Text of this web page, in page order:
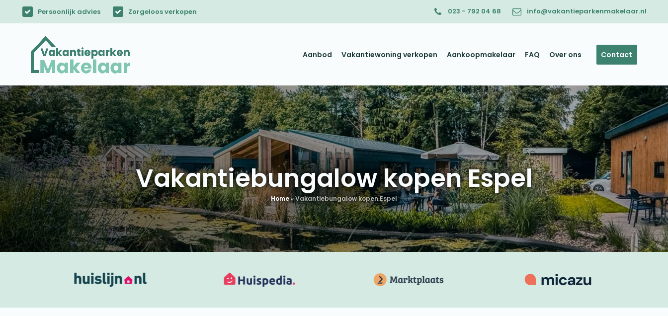
Persoonlijk advies Zorgeloos verkopen 023 - 792 04 68 info@vakantieparkenmakelaar.nl
Aanbod Vakantiewoning verkopen Aankoopmakelaar FAQ Over ons Contact
Vakantiebungalow kopen Espel
Home»Vakantiebungalow kopen Espel